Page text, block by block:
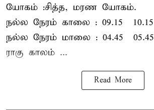
யோகம் :சித்த, மரண யோகம்.
நல்ல நேரம் காலை : 09.15 – 10.15
நல்ல நேரம் மாலை : 04.45 – 05.45
ராகு காலம் ...
Read More